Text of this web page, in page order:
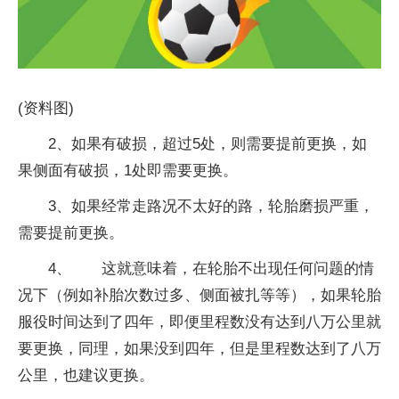
(资料图)
2、如果有破损，超过5处，则需要提前更换，如
果侧面有破损，1处即需要更换。
3、如果经常走路况不太好的路，轮胎磨损严重，
需要提前更换。
4、 这就意味着，在轮胎不出现任何问题的情
况下（例如补胎次数过多、侧面被扎等等），如果轮胎
服役时间达到了四年，即便里程数没有达到八万公里就
要更换，同理，如果没到四年，但是里程数达到了八万
公里，也建议更换。